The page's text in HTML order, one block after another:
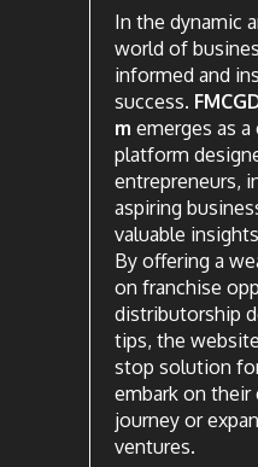
In the dynamic
world of
informed and
success.
m emerges as
platform
entrepreneurs,
aspiring
valuable
By offering a
on franchise
distributorship
tips, the
stop solution
embark on their
journey or
ventures.